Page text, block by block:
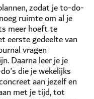
zodat je to-do-
ruimte om al je
meer hoeft te
eerste gedeelte van
vragen
Daarna leer je je
die je wekelijks
aan jezelf en
met je tijd, tot